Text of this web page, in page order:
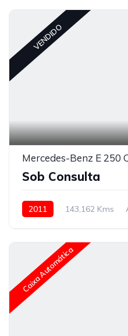
VENDIDO
Sob Consulta
2011 143,162 Kms
Caixa Automática